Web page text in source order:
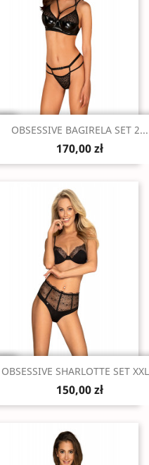
Szybki podgląd
OBSESSIVE BAGIRELA SET 2...
170,00 zł
Szybki podgląd
OBSESSIVE SHARLOTTE SET
150,00 zł